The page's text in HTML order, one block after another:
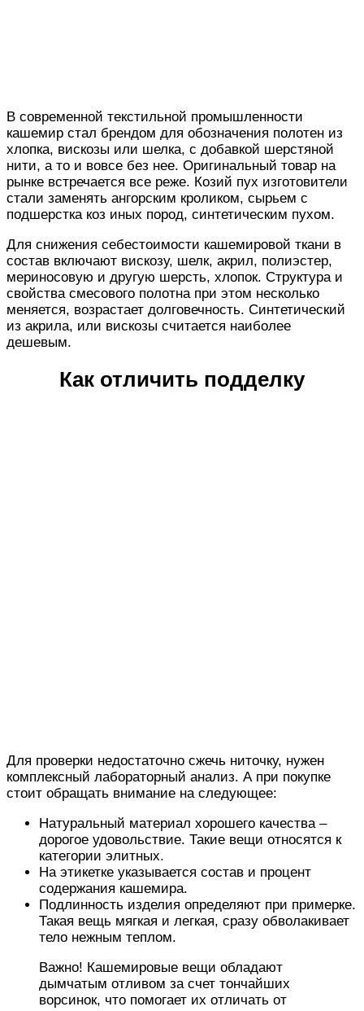
В современной текстильной промышленности
кашемир стал брендом для обозначения полотен из
хлопка, вискозы или шелка, с добавкой шерстяной
нити, а то и вовсе без нее. Оригинальный товар на
рынке встречается все реже. Козий пух изготовители
стали заменять ангорским кроликом, сырьем с
подшерстка коз иных пород, синтетическим пухом.
Для снижения себестоимости кашемировой ткани в
состав включают вискозу, шелк, акрил, полиэстер,
мериносовую и другую шерсть, хлопок. Структура и
свойства смесового полотна при этом несколько
меняется, возрастает долговечность. Синтетический
из акрила, или вискозы считается наиболее
дешевым.
Как отличить подделку
Для проверки недостаточно сжечь ниточку, нужен
комплексный лабораторный анализ. А при покупке
стоит обращать внимание на следующее:
Натуральный материал хорошего качества –
дорогое удовольствие. Такие вещи относятся к
категории элитных.
На этикетке указывается состав и процент
содержания кашемира.
Подлинность изделия определяют при примерке.
Такая вещь мягкая и легкая, сразу обволакивает
тело нежным теплом.
Важно! Кашемировые вещи обладают
дымчатым отливом за счет тончайших
ворсинок, что помогает их отличать от